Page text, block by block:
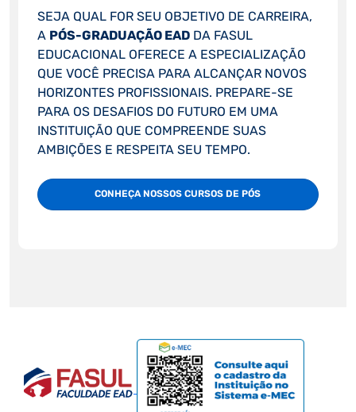
SEJA QUAL FOR SEU OBJETIVO DE CARREIRA,
A PÓS-GRADUAÇÃO EADDA FASUL
EDUCACIONAL OFERECE A ESPECIALIZAÇÃO
QUE VOCÊ PRECISA PARA ALCANÇAR NOVOS
HORIZONTES PROFISSIONAIS. PREPARE-SE
PARA OS DESAFIOS DO FUTURO EM UMA
INSTITUIÇÃO QUE COMPREENDE SUAS
AMBIÇÕES E RESPEITA SEU TEMPO.
CONHEÇA NOSSOS CURSOS DE PÓS